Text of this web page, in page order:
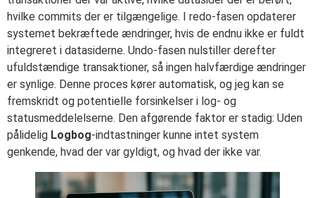
hvilke commits der er tilgængelige. I redo-fasen opdaterer
systemet bekræftede ændringer, hvis de endnu ikke er fuldt
integreret i datasiderne. Undo-fasen nulstiller derefter
ufuldstændige transaktioner, så ingen halvfærdige ændringer
er synlige. Denne proces kører automatisk, og jeg kan se
fremskridt og potentielle forsinkelser i log- og
statusmeddelelserne. Den afgørende faktor er stadig: Uden
pålidelig Logbog-indtastninger kunne intet system
genkende, hvad der var gyldigt, og hvad der ikke var.